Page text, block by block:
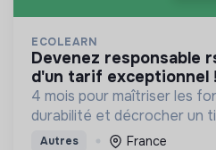
ECOLEARN
devenez responsable rse et bénéficiez
d'un tarif exceptionnel !
4 mois pour maîtriser les
durabilité et décrocher un
transformer les modèles
Autres France